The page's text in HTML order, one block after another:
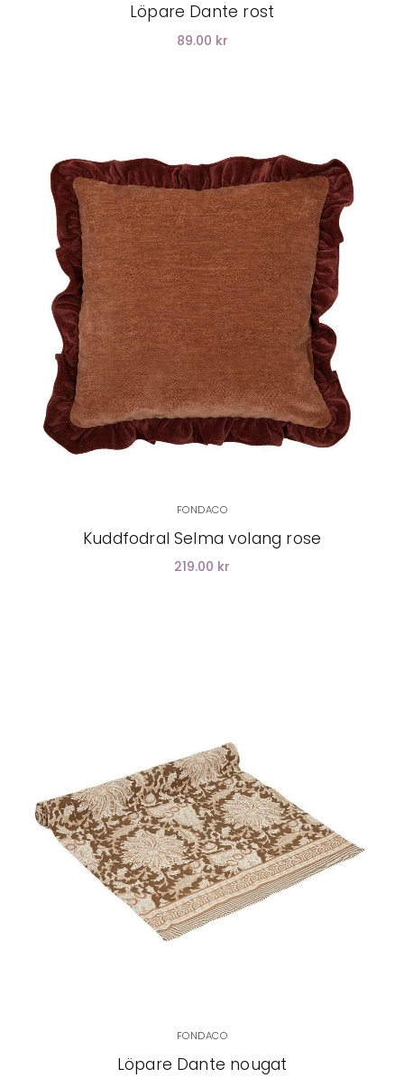
Löpare Dante rost
89.00 kr
LÄGG I VARUKORG
FONDACO
Kuddfodral Selma volang rose
219.00 kr
LÄGG I VARUKORG
FONDACO
Löpare Dante nougat